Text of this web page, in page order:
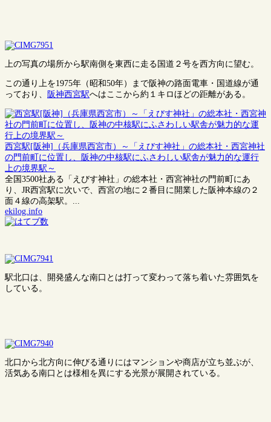
上の写真の場所から駅南側を東西に走る国道２号を西方向に望む。
この通り上を1975年（昭和50年）まで阪神の路面電車・国道線が通
っており、
阪神西宮駅へはここから約１キロほどの距離がある。
西宮駅[阪神]（兵庫県西宮市）～「えびす神社」の総本社・西宮神社
の門前町に位置し、阪神の中核駅にふさわしい駅舎が魅力的な運行
上の境界駅～
全国3500社ある「えびす神社」の総本社・西宮神社の門前町にあ
り、JR西宮駅に次いで、西宮の地に２番目に開業した阪神本線の２
面４線の高架駅。...
ekilog.info
駅北口は、開発盛んな南口とは打って変わって落ち着いた雰囲気を
している。
北口から北方向に伸びる通りにはマンションや商店が立ち並ぶが、
活気ある南口とは様相を異にする光景が展開されている。